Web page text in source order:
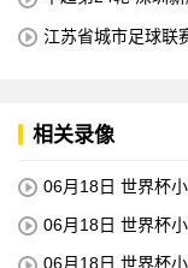
江苏省城市足球联
相关录像
06月18日 世界杯
06月18日 世界杯
06月18日 世界杯